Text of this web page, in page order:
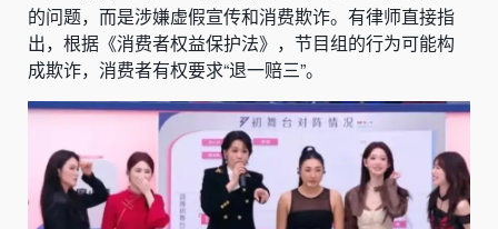
的问题，而是涉嫌虚假宣传和消费欺诈。有律师直接指
出，根据《消费者权益保护法》，节目组的行为可能构
成欺诈，消费者有权要求“退一赔三”。